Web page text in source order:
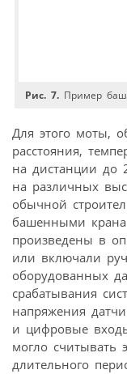
Рис. 7. Пример
Для этого моты,
расстояния,
на дистанции до
на различных
обычной
башенными
произведены в
или включали
оборудованных
срабатывания
напряжения
и цифровые
могло считывать
длительного